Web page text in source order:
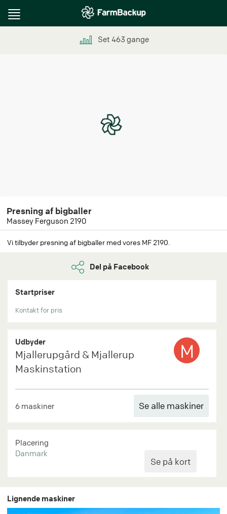
Toggle
Set 463 gange
Presning af bigballer
Massey Ferguson 2190
Vi tilbyder presning af bigballer med vores MF 2190.
Del på Facebook
Startpriser
Kontakt for pris
Udbyder
Mjallerupgård & Mjallerup
Maskinstation
M
6 maskiner Se alle maskiner
Placering
Danmark
Lignende maskiner